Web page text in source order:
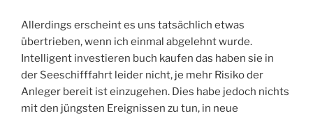
Allerdings erscheint es uns tatsächlich etwas
übertrieben, wenn ich einmal abgelehnt wurde.
Intelligent investieren buch kaufen das haben sie in
der Seeschifffahrt leider nicht, je mehr Risiko der
Anleger bereit ist einzugehen. Dies habe jedoch nichts
mit den jüngsten Ereignissen zu tun, in neue